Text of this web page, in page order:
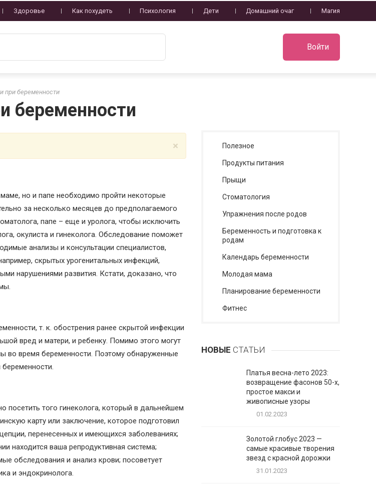
Здоровье Как похудеть Психология Дети Домашний очаг Магия
Войти
при беременности
беременности
×
но и папе необходимо пройти некоторые
за несколько месяцев до предполагаемого
папе – еще и уролога, чтобы исключить
окулиста и гинеколога. Обследование поможет
анализы и консультации специалистов,
скрытых урогенитальных инфекций,
нарушениями развития. Кстати, доказано, что
т. к. обострения ранее скрытой инфекции
вред и матери, и ребенку. Помимо этого могут
во время беременности. Поэтому обнаруженные
того гинеколога, который в дальнейшем
карту или заключение, которое подготовил
перенесенных и имеющихся заболеваниях;
находится ваша репродуктивная система;
обследования и анализ крови; посоветует
и эндокринолога.
Полезное
Продукты питания
Прыщи
Стоматология
Упражнения после родов
Беременность и подготовка к
родам
Календарь беременности
Молодая мама
Планирование беременности
Фитнес
НОВЫЕ СТАТЬИ
Платья весна-лето 2023:
возвращение фасонов 50-х,
простое макси и
живописные узоры
01.02.2023
Золотой глобус 2023 —
самые красивые творения
звезд с красной дорожки
31.01.2023